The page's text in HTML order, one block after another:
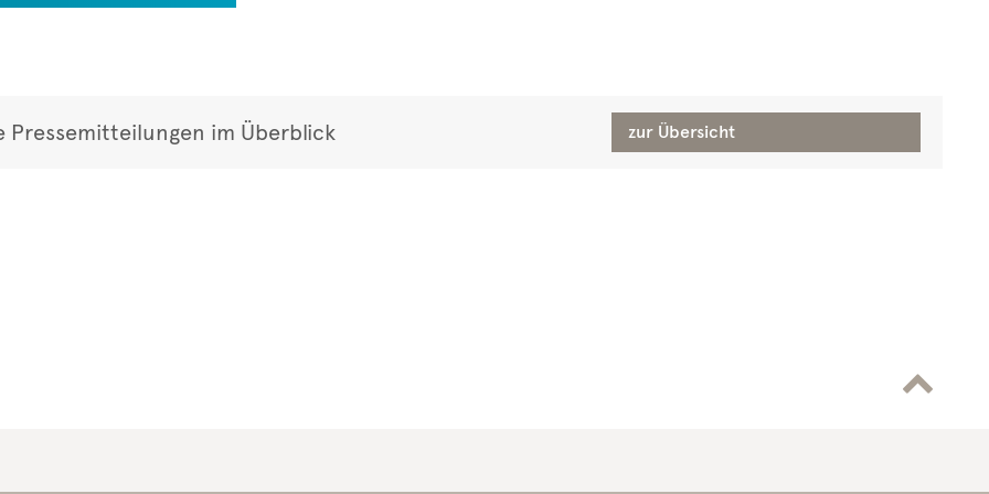
Pressemitteilungen im Überblick zur Übersicht
